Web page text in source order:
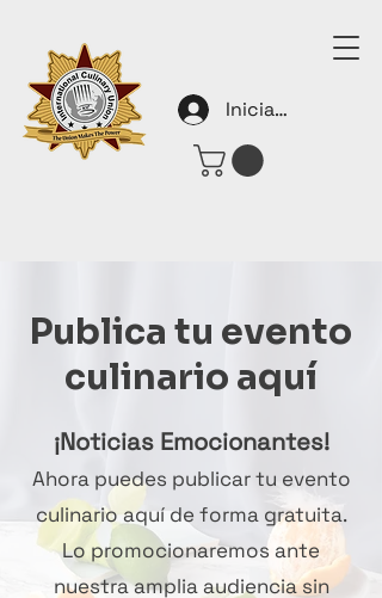
Iniciar sesión
Publica tu evento
culinario aquí
¡Noticias Emocionantes!
Ahora puedes publicar tu evento
culinario aquí de forma gratuita.
Lo promocionaremos ante
nuestra amplia audiencia sin